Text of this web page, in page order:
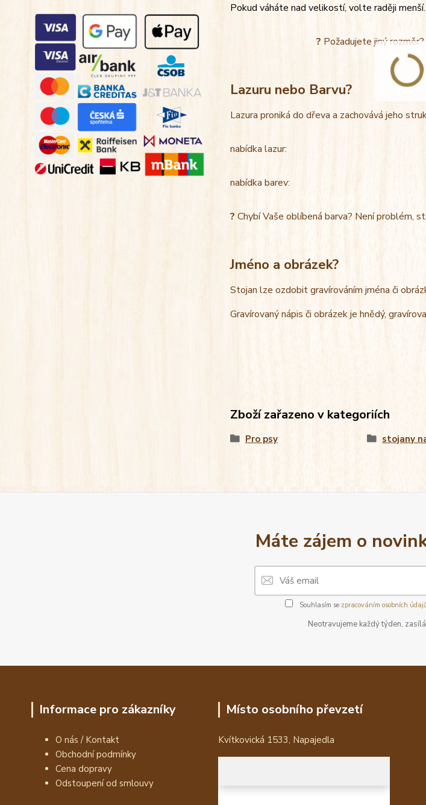
Pokud váháte nad velikostí, volte raději
? Požadujete jiný
Lazuru nebo Barvu?
Lazura proniká do dřeva a zachovává jeho
nabídka lazur:
nabídka barev:
? Chybí Vaše oblíbená barva? Není problém,
Jméno a obrázek?
Stojan lze ozdobit gravírováním jména či
Gravírovaný nápis či obrázek je hnědý,
Zboží zařazeno v kategoriích
Pro psy stojany
Máte zájem o
Souhlasím se zpracováním osobních
Neotravujeme každý týden,
Informace pro zákazníky
O nás / Kontakt
Obchodní podmínky
Cena dopravy
Odstoupení od smlouvy
Místo osobního převzetí
Kvítkovická 1533, Napajedla